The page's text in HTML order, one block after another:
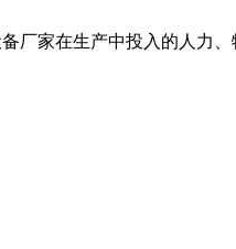
厂家在生产中投入的人力